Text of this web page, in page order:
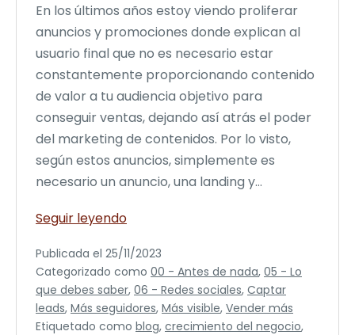
En los últimos años estoy viendo proliferar
anuncios y promociones donde explican al
usuario final que no es necesario estar
constantemente proporcionando contenido
de valor a tu audiencia objetivo para
conseguir ventas, dejando así atrás el poder
del marketing de contenidos. Por lo visto,
según estos anuncios, simplemente es
necesario un anuncio, una landing y…
Seguir leyendoEl
del
Marketing
de
Contenidos
Publicada el 25/11/2023
Categorizado como 00 - Antes de nada, 05 - Lo
que debes saber, 06 - Redes sociales, Captar
leads, Más seguidores, Más visible, Vender más
Etiquetado como blog, crecimiento del negocio,